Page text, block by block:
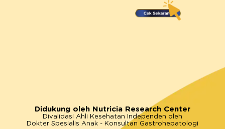
Didukung oleh Nutricia Research Center
Divalidasi Ahli Kesehatan Independen oleh
Dokter Spesialis Anak - Konsultan Gastrohepatologi